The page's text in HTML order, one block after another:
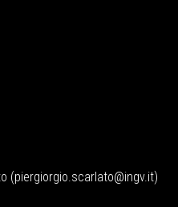
(piergiorgio.scarlato@ingv.it)